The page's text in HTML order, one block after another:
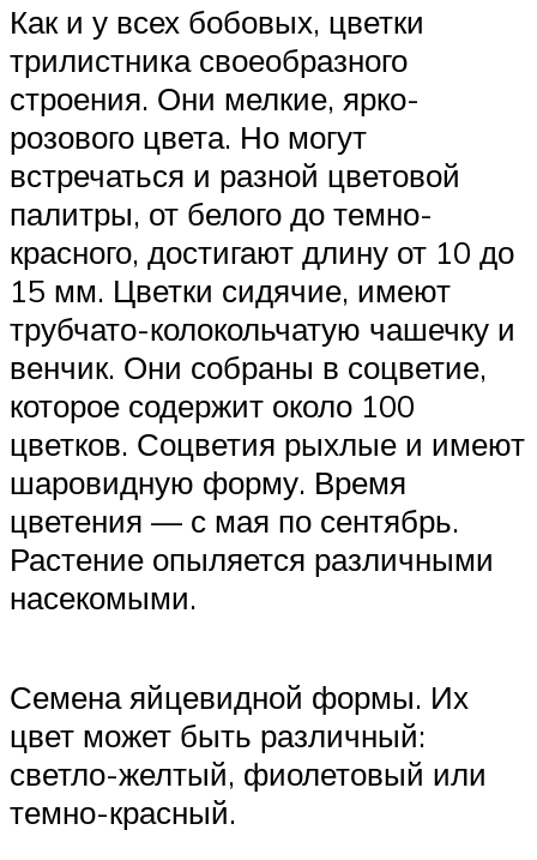
Как и у всех бобовых, цветки
трилистника своеобразного
строения. Они мелкие, ярко-
розового цвета. Но могут
встречаться и разной цветовой
палитры, от белого до темно-
красного, достигают длину от 10 до
15 мм. Цветки сидячие, имеют
трубчато-колокольчатую чашечку и
венчик. Они собраны в соцветие,
которое содержит около 100
цветков. Соцветия рыхлые и имеют
шаровидную форму. Время
цветения — с мая по сентябрь.
Растение опыляется различными
насекомыми.
Семена яйцевидной формы. Их
цвет может быть различный:
светло-желтый, фиолетовый или
темно-красный.